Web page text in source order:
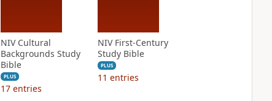
NIV Cultural
Backgrounds Study
Bible
PLUS
17 entries
NIV First-Century
Study Bible
PLUS
11 entries